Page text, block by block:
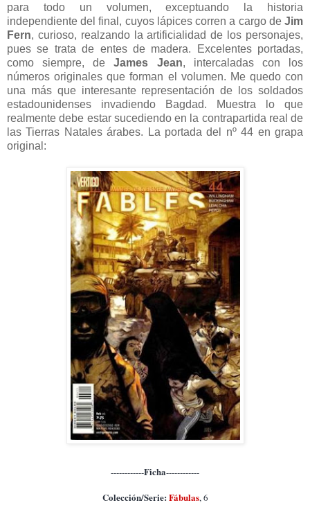
para todo un volumen, exceptuando la historia
independiente del final, cuyos lápices corren a cargo de Jim
Fern, curioso, realzando la artificialidad de los personajes,
pues se trata de entes de madera. Excelentes portadas,
como siempre, deJames Jean, intercaladas con los
números originales que forman el volumen. Me quedo con
una más que interesante representación de los soldados
estadounidenses invadiendo Bagdad. Muestra lo que
realmente debe estar sucediendo en la contrapartida real de
las Tierras Natales árabes. La portada del nº 44 en grapa
original:
------------Ficha------------
Colección/Serie: Fábulas, 6